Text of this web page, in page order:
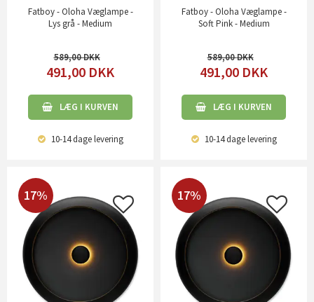
Fatboy - Oloha Væglampe -
Lys grå - Medium
589,00
491,00 DKK
LÆG I KURVEN
10-14 dagelevering
Fatboy - Oloha Væglampe -
Soft Pink - Medium
589,00
491,00 DKK
LÆG I KURVEN
10-14 dagelevering
17% 17%